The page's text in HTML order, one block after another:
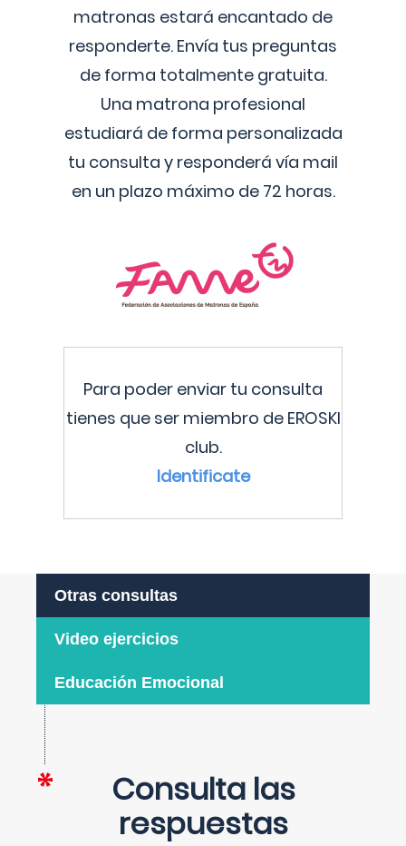
matronas estará encantado de
responderte. Envía tus preguntas
de forma totalmente gratuita.
Una matrona profesional
estudiará de forma personalizada
tu consulta y responderá vía mail
en un plazo máximo de 72 horas.
Para poder enviar tu consulta
tienes que ser miembro de EROSKI
club.
Identificate
Otras consultas
Video ejercicios
Educación Emocional
Consulta las
respuestas